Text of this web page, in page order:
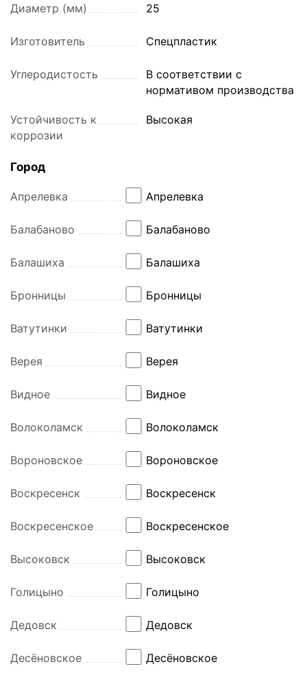
Диаметр (мм) 25
Изготовитель Спецпластик
Углеродистость
В соответствии с
нормативом производства
Устойчивость к
коррозии
Высокая
Город
Апрелевка Апрелевка
Балабаново Балабаново
Балашиха Балашиха
Бронницы Бронницы
Ватутинки Ватутинки
Верея Верея
Видное Видное
Волоколамск Волоколамск
Вороновское Вороновское
Воскресенск Воскресенск
Воскресенское Воскресенское
Высоковск Высоковск
Голицыно Голицыно
Дедовск Дедовск
Десёновское Десёновское